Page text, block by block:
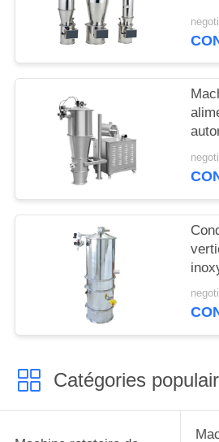
PLAN
DU
SITE
PRIVACY
POLICY
Catégories